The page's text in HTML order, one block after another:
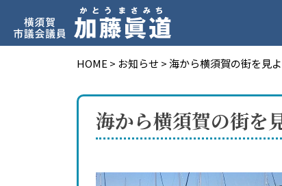
HOME > お知らせ >海から横須賀の街を見よ
海から横須賀の街を